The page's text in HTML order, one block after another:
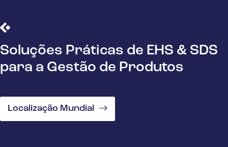
Soluções Práticas de EHS & SDS
para a Gestão de Produtos
Localização Mundial